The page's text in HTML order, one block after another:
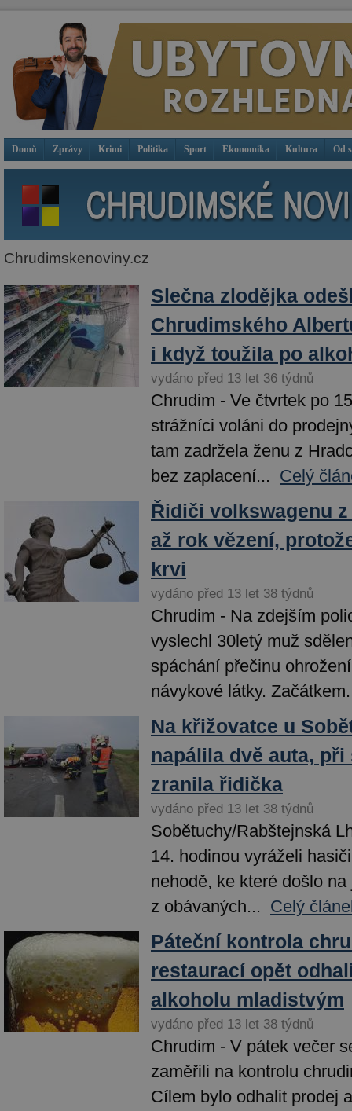
Domů Zprávy Krimi Politika Sport Ekonomika Kultura Od
Chrudimskenoviny.cz
Slečna zlodějka
Chrudimského
i když toužila po
vydáno před 13 let 36 týdnů
Chrudim - Ve čtvrtek po
strážníci voláni do
tam zadržela ženu z
bez zaplacení... Celý
Řidiči volkswagenu
až rok vězení,
krvi
vydáno před 13 let 38 týdnů
Chrudim - Na zdejším
vyslechl 30letý muž
spáchání přečinu
návykové látky.
Na křižovatce u
napálila dvě auta, při
zranila řidička
vydáno před 13 let 38 týdnů
Sobětuchy/Rabštejnská
14. hodinou vyráželi
nehodě, ke které došlo na
z obávaných... Celý
Páteční kontrola
restaurací opět
alkoholu mladistvým
vydáno před 13 let 38 týdnů
Chrudim - V pátek večer
zaměřili na kontrolu
Cílem bylo odhalit prodej